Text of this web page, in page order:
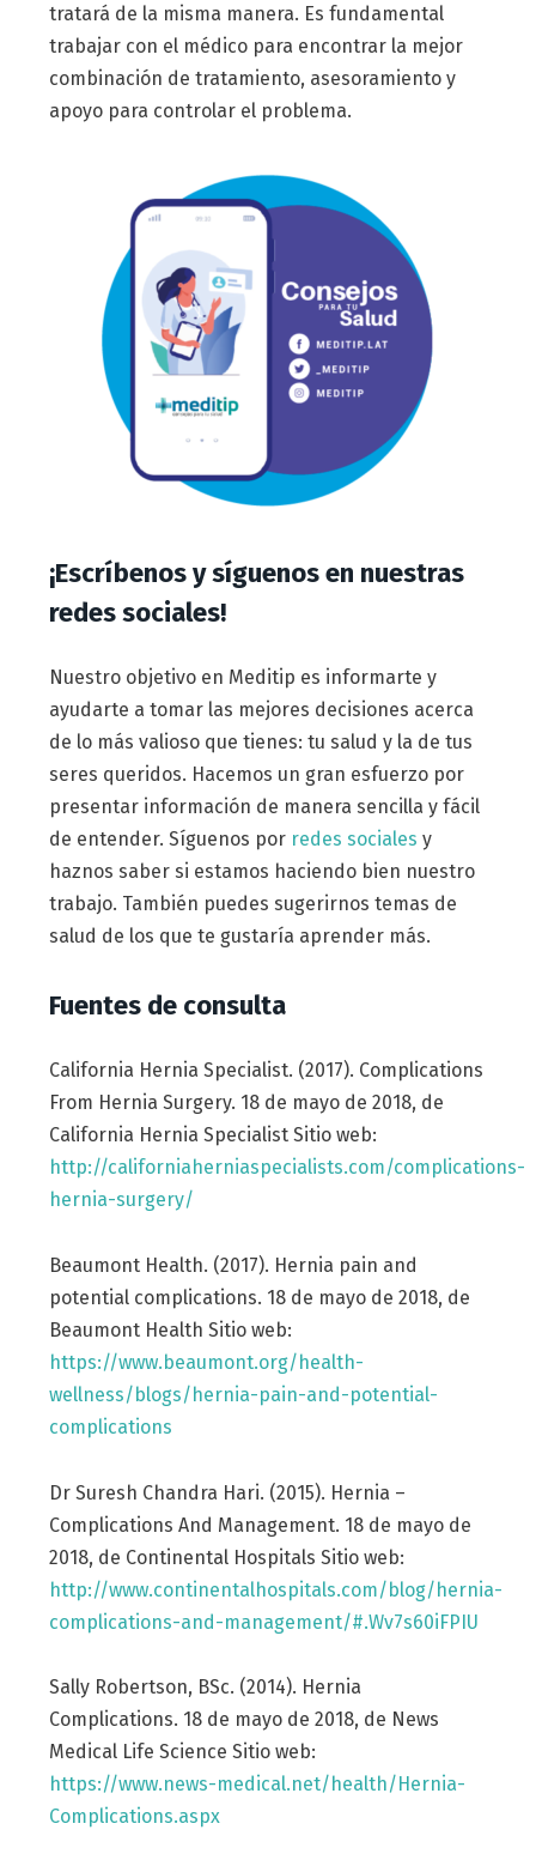
tratará de la misma manera. Es fundamental
trabajar con el médico para encontrar la mejor
combinación de tratamiento, asesoramiento y
apoyo para controlar el problema.
¡Escríbenos y síguenos en nuestras
redes sociales!
Nuestro objetivo en Meditip es informarte y
ayudarte a tomar las mejores decisiones acerca
de lo más valioso que tienes: tu salud y la de tus
seres queridos. Hacemos un gran esfuerzo por
presentar información de manera sencilla y fácil
de entender. Síguenos por redes sociales y
haznos saber si estamos haciendo bien nuestro
trabajo. También puedes sugerirnos temas de
salud de los que te gustaría aprender más.
Fuentes de consulta
California Hernia Specialist. (2017). Complications
From Hernia Surgery. 18 de mayo de 2018, de
California Hernia Specialist Sitio web:
http://californiaherniaspecialists.com/complications-
hernia-surgery/
Beaumont Health. (2017). Hernia pain and
potential complications. 18 de mayo de 2018, de
Beaumont Health Sitio web:
https://www.beaumont.org/health-
wellness/blogs/hernia-pain-and-potential-
complications
Dr Suresh Chandra Hari. (2015). Hernia –
Complications And Management. 18 de mayo de
2018, de Continental Hospitals Sitio web:
http://www.continentalhospitals.com/blog/hernia-
complications-and-management/#.Wv7s60iFPIU
Sally Robertson, BSc. (2014). Hernia
Complications. 18 de mayo de 2018, de News
Medical Life Science Sitio web:
https://www.news-medical.net/health/Hernia-
Complications.aspx